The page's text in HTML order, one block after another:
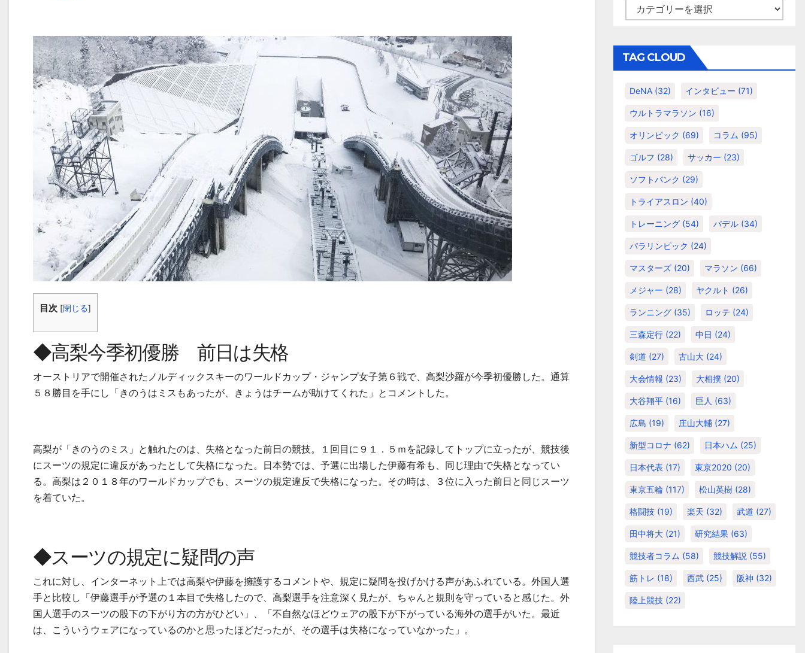
目次 [閉じる]
◆高梨今季初優勝 前日は失格
オーストリアで開催されたノルディックスキーのワールドカップ・ジャンプ女子第６戦で、高梨沙羅が今季初優勝した。通算
５８勝目を手にし「きのうはミスもあったが、きょうはチームが助けてくれた」とコメントした。
高梨が「きのうのミス」と触れたのは、失格となった前日の競技。１回目に９１．５ｍを記録してトップに立ったが、競技後
にスーツの規定に違反があったとして失格になった。日本勢では、予選に出場した伊藤有希も、同じ理由で失格となってい
る。高梨は２０１８年のワールドカップでも、スーツの規定違反で失格になった。その時は、３位に入った前日と同じスーツ
を着ていた。
◆スーツの規定に疑問の声
これに対し、インターネット上では高梨や伊藤を擁護するコメントや、規定に疑問を投げかける声があふれている。外国人選
手と比較し「伊藤選手が予選の１本目で失格したので、高梨選手を注意深く見たが、ちゃんと規則を守っていると感じた。外
国人選手のスーツの股下の下がり方の方がひどい」、「不自然なほどウェアの股下が下がっている海外の選手がいた。最近
は、こういうウェアになっているのかと思ったほどだったが、その選手は失格になっていなかった」。
テ
リ
ー
TAG CLOUD
DeNA (32) インタビュー (71)
ウルトラマラソン (16)
オリンピック (69) コラム (95)
ゴルフ (28) サッカー (23)
ソフトバンク (29)
トライアスロン (40)
トレーニング (54) パデル (34)
パラリンピック (24)
マスターズ (20) マラソン (66)
メジャー (28) ヤクルト (26)
ランニング (35) ロッテ (24)
三森定行 (22) 中日 (24)
剣道 (27) 古山大 (24)
大会情報 (23) 大相撲 (20)
大谷翔平 (16) 巨人 (63)
広島 (19) 庄山大輔 (27)
新型コロナ (62) 日本ハム (25)
日本代表 (17) 東京2020 (20)
東京五輪 (117) 松山英樹 (28)
格闘技 (19) 楽天 (32) 武道 (27)
田中将大 (21) 研究結果 (63)
競技者コラム (58) 競技解説 (55)
筋トレ (18) 西武 (25) 阪神 (32)
陸上競技 (22)